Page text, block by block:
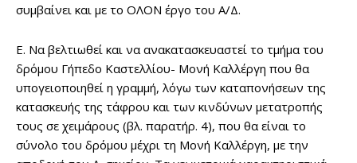
συμβαίνει και με το ΟΛΟΝ έργο του Α/Δ.
Ε. Να βελτιωθεί και να ανακατασκευαστεί το τμήμα του
δρόμου Γήπεδο Καστελλίου- Μονή Καλλέργη που θα
υπογειοποιηθεί η γραμμή, λόγω των καταπονήσεων της
κατασκευής της τάφρου και των κινδύνων μετατροπής
τους σε χειμάρους (βλ. παρατήρ. 4), που θα είναι το
σύνολο του δρόμου μέχρι τη Μονή Καλλέργη, με την